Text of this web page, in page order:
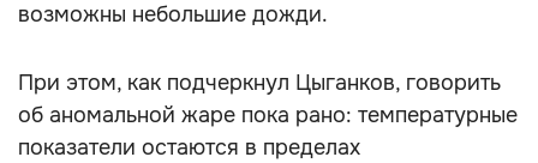
возможны небольшие дожди.
При этом, как подчеркнул Цыганков, говорить
об аномальной жаре пока рано: температурные
показатели остаются в пределах